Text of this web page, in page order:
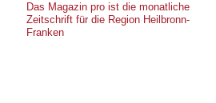
Das Magazin pro ist die monatliche
Zeitschrift für die Region Heilbronn-
Franken